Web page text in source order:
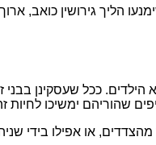
הליך גירושין כואב,
ככל שעסקינן
שהוריהם ימשיכו לחיות
מהצדדים, או אפילו